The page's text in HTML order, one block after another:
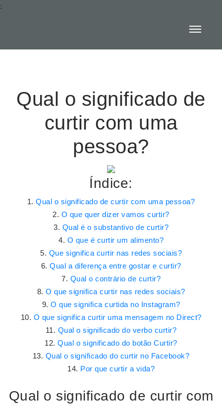
:
Qual o significado de
curtir com uma
pessoa?
Índice:
Qual o significado de curtir com uma pessoa?
O que quer dizer vamos curtir?
Qual é o substantivo de curtir?
O que é curtir um alimento?
Que significa curtir nas redes sociais?
Qual a diferença entre gostar e curtir?
Qual o contrário de curtir?
O que significa curtir nas redes sociais?
O que significa curtida no Instagram?
O que significa curtir uma mensagem no Direct?
Qual o significado do verbo curtir?
Qual o significado do botão Curtir?
Qual o significado do curtir no Facebook?
Por que curtir a vida?
Qual o significado de curtir com